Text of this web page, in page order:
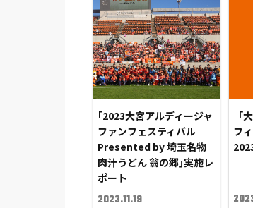
｢2023大宮アルディージャ
ファンフェスティバル
Presented by 埼玉名物
肉汁うどん 翁の郷｣実施レ
ポート
2023.11.19
「
フ